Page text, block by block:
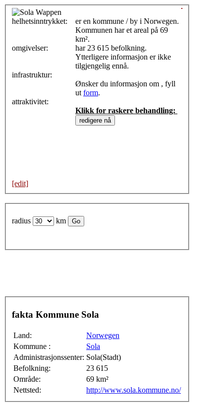
helhetsinntrykket:
omgivelser:
infrastruktur:
attraktivitet:
er en kommune / by i Norwegen.
Kommunen har et areal på 69
km².
har 23 615 befolkning.
Ytterligere informasjon er ikke
tilgjengelig ennå.
Ønsker du informasjon om , fyll
ut form.
Klikk for raskere behandling:
[edit]
radius km
fakta Kommune Sola
Land:
Norwegen
Kommune :
Sola
Administrasjonssenter: Sola(Stadt)
Befolkning:
23 615
Område:
69 km²
Nettsted:
http://www.sola.kommune.no/